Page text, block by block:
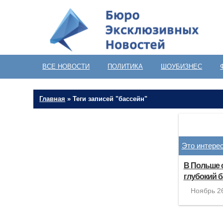
ВСЕ НОВОСТИ ПОЛИТИКА ШОУБИЗНЕС
Главная »Теги записей "бассейн"
Это
В Польше
глубокий
Ноябрь